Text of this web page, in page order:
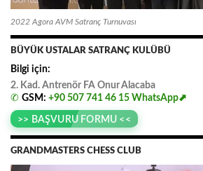
2022 Agora AVM Satranç Turnuvası
BÜYÜK USTALAR SATRANÇ KULÜBÜ
Bilgi için:
2. Kad. Antrenör FA Onur.Alacaba
✆ GSM: +90 507 741 46 15 WhatsApp⬈
>> BAŞVURU FORMU <<
GRANDMASTERS CHESS CLUB